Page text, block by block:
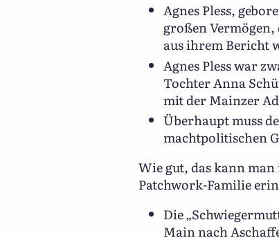
Agnes Pless,
großen
aus ihrem Bericht
Agnes Pless war
Tochter Anna
mit der Mainzer
Überhaupt muss
machtpolitischen
Wie gut, das kann
Patchwork-Familie
Die
Main nach